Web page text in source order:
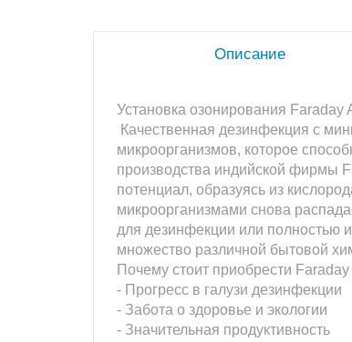
Описание
Установка озонирования Faraday
Качественная дезинфекция с
микроорганизмов, которое
производства индийской фирмы
потенциал, образуясь из
микроорганизмами снова
для дезинфекции или полностью
множество различной бытовой
Почему стоит приобрести Faraday
- Прогресс в галузи дезинфекции
- Забота о здоровье и экологии
- Значительная продуктивность